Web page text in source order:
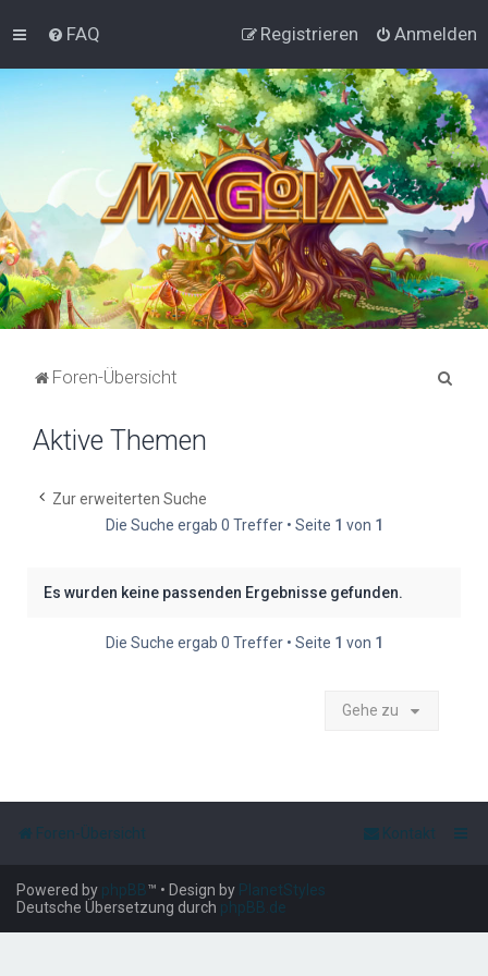
FAQ Anmelden
Registrieren
Foren-Übersicht
Aktive Themen
Zur erweiterten Suche
Die Suche ergab 0 Treffer • Seite 1 von 1
Es wurden keine passenden Ergebnisse gefunden.
Die Suche ergab 0 Treffer • Seite 1 von 1
Gehe zu
Foren-Übersicht Kontakt
Powered by phpBB™ • Design by PlanetStyles
Deutsche Übersetzung durch phpBB.de